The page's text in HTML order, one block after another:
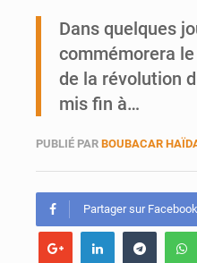
Dans quelques
commémorera
de la révolution
mis fin à…
PUBLIÉ PAR BOUBACAR
Partager sur Facebook